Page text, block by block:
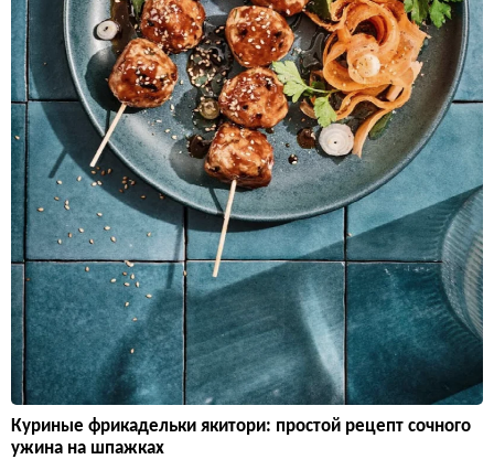
Куриные фрикадельки якитори: простой рецепт сочного
ужина на шпажках